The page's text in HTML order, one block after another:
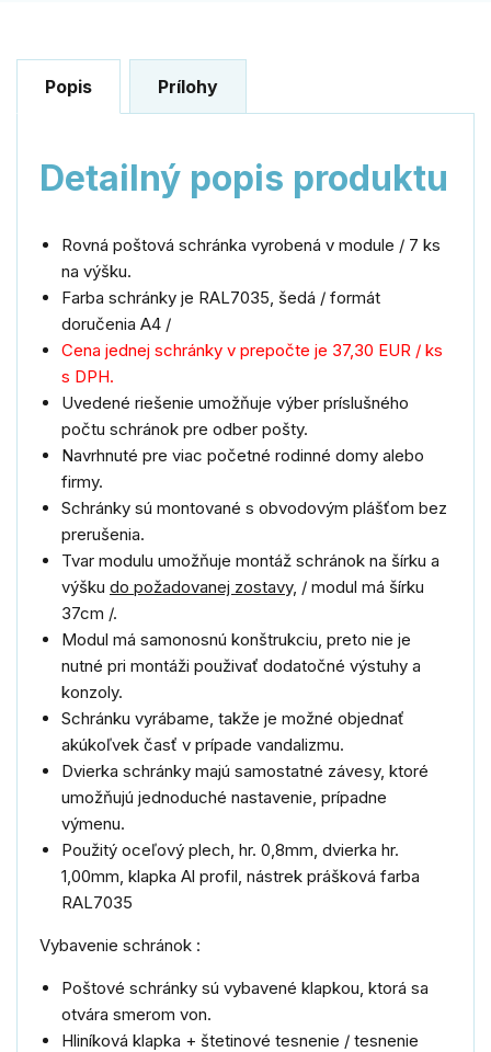
Popis Prílohy
Detailný popis produktu
Rovná poštová schránka vyrobená v module / 7 ks
na výšku.
Farba schránky je RAL7035, šedá / formát
doručenia A4 /
Cena jednej schránky v prepočte je 37,30 EUR / ks
s DPH.
Uvedené riešenie umožňuje výber príslušného
počtu schránok pre odber pošty.
Navrhnuté pre viac početné rodinné domy alebo
firmy.
Schránky sú montované s obvodovým plášťom bez
prerušenia.
Tvar modulu umožňuje montáž schránok na šírku a
výšku do požadovanej zostavy, / modul má šírku
37cm /.
Modul má samonosnú konštrukciu, preto nie je
nutné pri montáži použivať dodatočné výstuhy a
konzoly.
Schránku vyrábame, takže je možné objednať
akúkoľvek časť v prípade vandalizmu.
Dvierka schránky majú samostatné závesy, ktoré
umožňujú jednoduché nastavenie, prípadne
výmenu.
Použitý oceľový plech, hr. 0,8mm, dvierka hr.
1,00mm, klapka Al profil, nástrek prášková farba
RAL7035
Vybavenie schránok :
Poštové schránky sú vybavené klapkou, ktorá sa
otvára smerom von.
Hliníková klapka + štetinové tesnenie / tesnenie